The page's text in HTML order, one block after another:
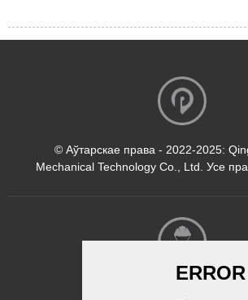
© Аўтарскае права - 2022-2025:
Mechanical Technology Co., Ltd. Усе